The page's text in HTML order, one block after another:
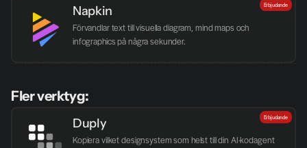
Napkin
Förvandlar text till visuella diagram, mind maps och
infographics på några sekunder.
Erbjudande
Fler verktyg:
Duply
Kopiera vilket designsystem som helst till din AI-kodagent
Erbjudande